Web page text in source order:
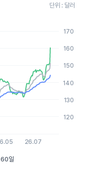
단위 : 달러
Data ranges from
Data ranges from
60일
26.07
120
130
140
150
160
170